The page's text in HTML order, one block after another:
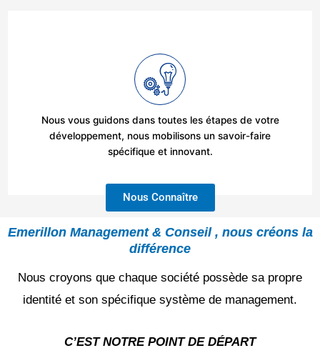
Nous vous guidons dans toutes les étapes de votre
développement, nous mobilisons un savoir-faire
spécifique et innovant.
Nous Connaître
Emerillon Management & Conseil , nous créons la
différence
Nous croyons que chaque société possède sa propre
identité et son spécifique système de management.
C’EST NOTRE POINT DE DÉPART